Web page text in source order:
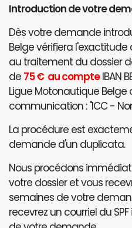
Introduction de votre
Dès votre demande
Belge vérifiera
au traitement du dossier
de 75 € au compteIBAN
Ligue Motonautique
communication : "ICC -
La procédure est
demande d'un duplicata.
Nous procédons
votre dossier et vous
semaines de votre
recevrez un courriel du